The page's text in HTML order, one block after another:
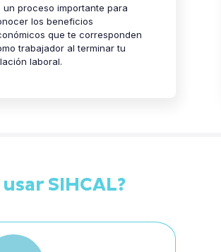
un proceso importante para
los beneficios
que te corresponden
trabajador al terminar tu
laboral.
SIHCAL?